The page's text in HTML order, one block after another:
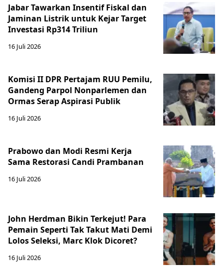
Jabar Tawarkan Insentif Fiskal dan
Jaminan Listrik untuk Kejar Target
Investasi Rp314 Triliun
16 Juli 2026
Komisi II DPR Pertajam RUU Pemilu,
Gandeng Parpol Nonparlemen dan
Ormas Serap Aspirasi Publik
16 Juli 2026
Prabowo dan Modi Resmi Kerja
Sama Restorasi Candi Prambanan
16 Juli 2026
John Herdman Bikin Terkejut! Para
Pemain Seperti Tak Takut Mati Demi
Lolos Seleksi, Marc Klok Dicoret?
16 Juli 2026